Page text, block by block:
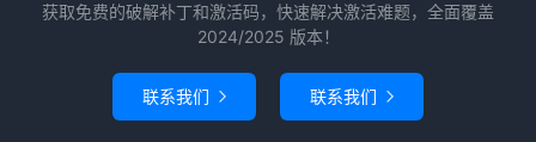
获取免费的破解补丁和激活码，快速解决激活难题，全面覆盖
2024/2025 版本！
联系我们  联系我们 